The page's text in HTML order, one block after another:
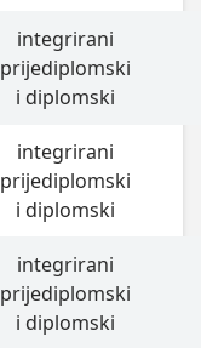
integrirani
prijediplomski
i diplomski
integrirani
prijediplomski
i diplomski
integrirani
prijediplomski
i diplomski